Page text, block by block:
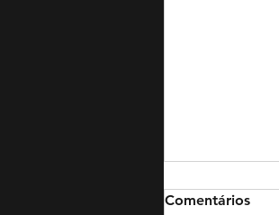
Comentários